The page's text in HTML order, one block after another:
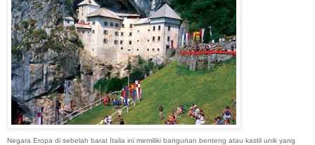
Negara Eropa di sebelah barat Italia ini memiliki bangunan benteng atau kastil unik yang